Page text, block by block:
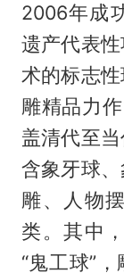
2006年成
遗产代表
术的标志
雕精品力
盖清代至
含象牙球
雕、人物
类。其中
“鬼工球”